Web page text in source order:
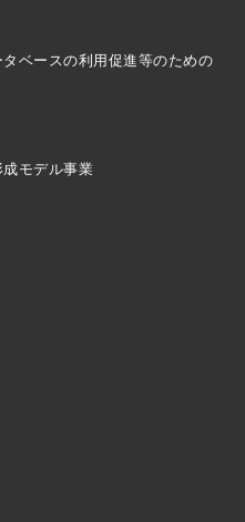
ベースの利用促進等のための
成モデル事業